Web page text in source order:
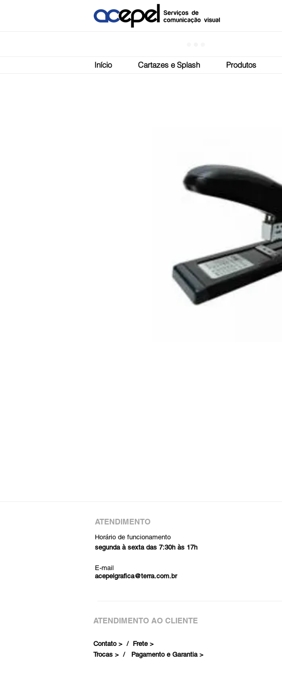
Início Cartazes e Splash Produtos
ATENDIMENTO
Horário de funcionamento
segunda à sexta das 7:30h às 17h
E-mail
acepelgrafica@terra.com.br
ATENDIMENTO AO CLIENTE
Contato > / Frete >
Trocas > / Pagamento e Garantia >